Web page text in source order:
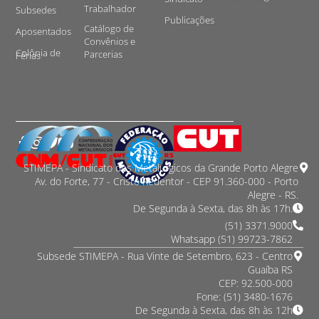
Subsedes
Aposentados
Colônia de
Férias
Trabalhador
Catálogo de
Convênios e
Parcerias
Publicações
STIMEPA - Sindicato dos Metalurgicos da Grande Porto Alegre
Av. do Forte, 77 - Cristo Redentor - CEP 91.360-000 - Porto
Alegre - RS.
De Segunda à Sexta, das 8h às 17h.
(51) 3371.9000
Whatsapp (51) 99723-7862
Subsede STIMEPA - Rua Vinte de Setembro, 623 - Centro
Guaíba RS
CEP: 92.500-000
Fone: (51) 3480-1676
De Segunda à Sexta, das 8h às 12h